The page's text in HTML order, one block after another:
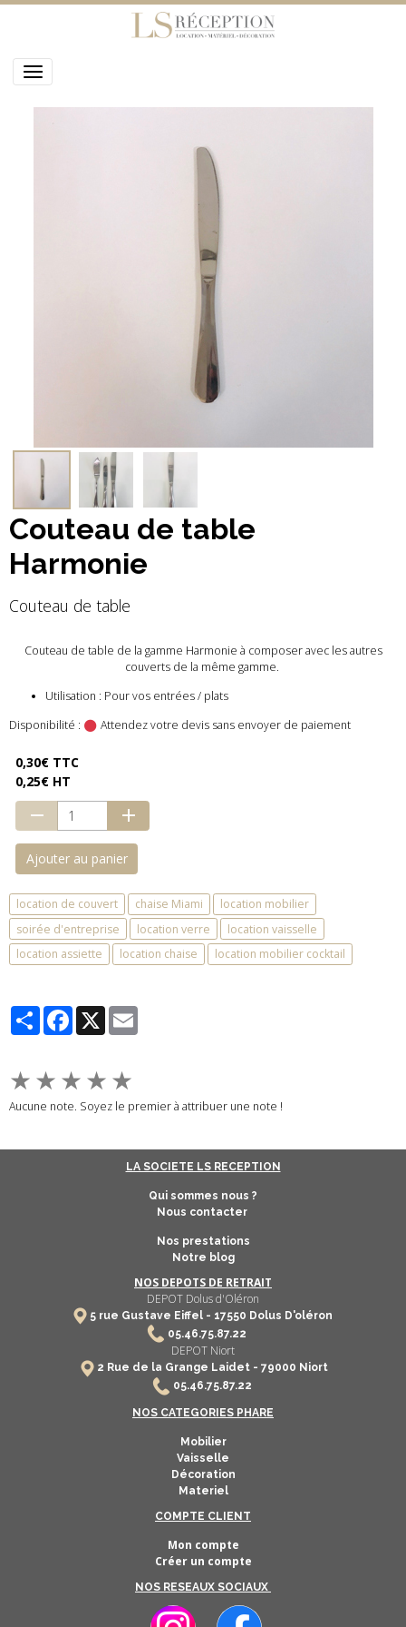
Couteau de table
Harmonie
Couteau de table
Couteau de table de la gamme Harmonie à composer avec les autres
couverts de la même gamme.
Utilisation : Pour vos entrées / plats
Disponibilité :
Attendez votre devis sans envoyer de paiement
0,30€ TTC
0,25€ HT
Ajouter au panier
location de couvert chaise Miami
location mobilier
soirée d'entreprise
location verre
location vaisselle
location assiette
location chaise location mobilier cocktail
PartagerFacebook
X
★★★★★
Aucune note. Soyez le premier à attribuer une note !
LA SOCIETE LS RECEPTION
Qui sommes nous ?
Nous contacter
Nos prestations
Notre blog
NOS DEPOTS DE RETRAIT
DEPOT Dolus d'Oléron
5 rue Gustave Eiffel - 17550 Dolus D'oléron
05.46.75.87.22
DEPOT Niort
2 Rue de la Grange Laidet - 79000 Niort
05.46.75.87.22
NOS CATEGORIES PHARE
Mobilier
Vaisselle
Décoration
Materiel
COMPTE CLIENT
Mon compte
Créer un compte
NOS RESEAUX SOCIAUX